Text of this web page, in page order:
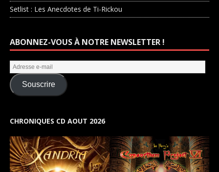
Setlist : Les Anecdotes de Ti-Rickou
ABONNEZ-VOUS À NOTRE NEWSLETTER !
Souscrire
CHRONIQUES CD AOUT 2026